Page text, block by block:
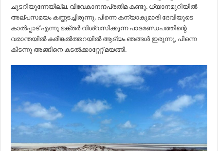
ചൂടറിയുന്നേയില്ല. വിവേകാനന്ദപ്രതിമ കണ്ടു. ധ്യാനമുറിയില്‍
അല്പസമയം കണ്ണടച്ചിരുന്നു. പിന്നെ കന്യാകുമാരി ദേവിയുടെ
കാല്‍പ്പാട് എന്നു ഭക്തര്‍ വിശ്വസിക്കുന്ന പാദമണ്ഡപത്തിന്റെ
വരാന്തയില്‍ കരിങ്കല്‍ത്തറയില്‍ ആദ്യം ഞങ്ങള്‍ ഇരുന്നു, പിന്നെ
കിടന്നു അങ്ങിനെ കടല്‍ക്കാറ്റേറ്റ് മയങ്ങി.